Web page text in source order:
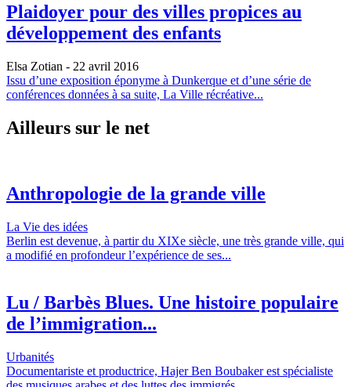
Plaidoyer pour des villes propices au
développement des enfants
Elsa Zotian - 22 avril 2016
Issu d’une exposition éponyme à Dunkerque et d’une série de
conférences données à sa suite, La Ville récréative...
Ailleurs sur le net
Anthropologie de la grande ville
La Vie des idées
Berlin est devenue, à partir du XIXe siècle, une très grande ville, qui
a modifié en profondeur l’expérience de ses...
Lu / Barbès Blues. Une histoire populaire
de l’immigration...
Urbanités
Documentariste et productrice, Hajer Ben Boubaker est spécialiste